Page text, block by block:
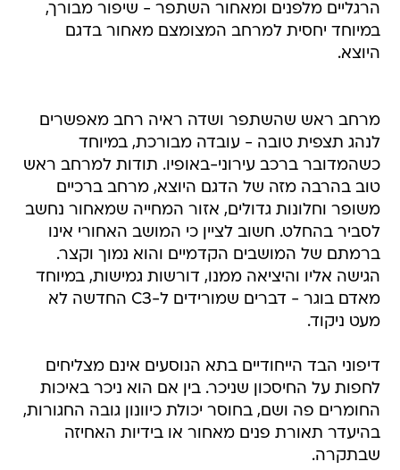
הרגליים מלפנים ומאחור השתפר - שיפור מבורך,
במיוחד יחסית למרחב המצומצם מאחור בדגם
היוצא.
מרחב ראש שהשתפר ושדה ראיה רחב מאפשרים
לנהג תצפית טובה - עובדה מבורכת, במיוחד
כשהמדובר ברכב עירוני-באופיו. תודות למרחב ראש
טוב בהרבה מזה של הדגם היוצא, מרחב ברכיים
משופר וחלונות גדולים, אזור המחייה שמאחור נחשב
לסביר בהחלט. חשוב לציין כי המושב האחורי אינו
ברמתם של המושבים הקדמיים והוא נמוך וקצר.
הגישה אליו והיציאה ממנו, דורשות גמישות, במיוחד
מאדם בוגר - דברים שמורידים ל-C3 החדשה לא
מעט ניקוד.
דיפוני הבד הייחודיים בתא הנוסעים אינם מצליחים
לחפות על החיסכון שניכר. בין אם הוא ניכר באיכות
החומרים פה ושם, בחוסר יכולת כיוונון גובה החגורות,
בהיעדר תאורת פנים מאחור או בידיות האחיזה
שבתקרה.